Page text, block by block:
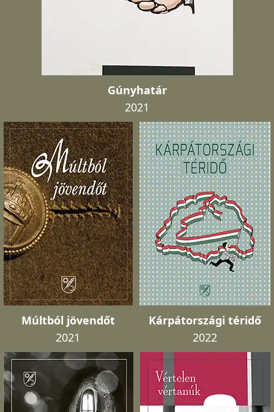
Gúnyhatár
2021
Múltból jövendőt
2021
Kárpátországi téridő
2022